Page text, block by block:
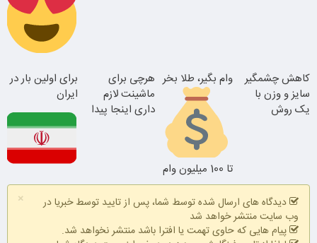
همین الان ببین
با تخفیف ویژه
کاهش چشمگیر
سایز و وزن با
یک روش
وام بگیر، طلا بخر
تا 100 میلیون وام
فوری بدون
ضامن
هرچی برای
ماشینت لازم
داری اینجا پیدا
برای اولین بار در
ایران
این دکتر کرم
ترمیم کننده 23
×
دیدگاه های ارسال شده توسط شما، پس از تایید توسط خبریا در
وب سایت منتشر خواهد شد
پیام هایی که حاوی تهمت یا افترا باشد منتشر نخواهد شد.